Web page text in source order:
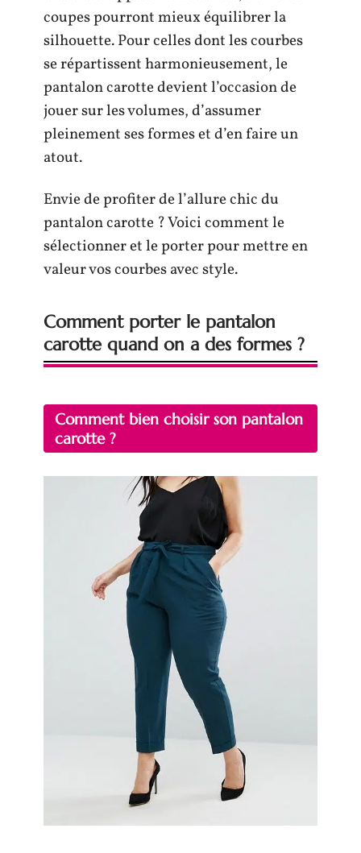
coupes pourront mieux équilibrer la
silhouette. Pour celles dont les courbes
se répartissent harmonieusement, le
pantalon carotte devient l’occasion de
jouer sur les volumes, d’assumer
pleinement ses formes et d’en faire un
atout.
Envie de profiter de l’allure chic du
pantalon carotte ? Voici comment le
sélectionner et le porter pour mettre en
valeur vos courbes avec style.
Comment porter le pantalon
carotte quand on a des formes ?
Comment bien choisir son pantalon
carotte ?